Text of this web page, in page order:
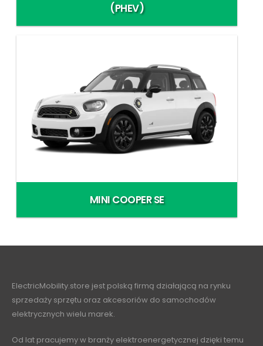
(PHEV)
MINI COOPER SE
ElectricMobility.store jest polską firmą działającą na rynku
sprzedaży sprzętu oraz akcesoriów do samochodów
elektrycznych wielu marek.
Od lat pracujemy w branży elektroenergetycznej dzięki temu